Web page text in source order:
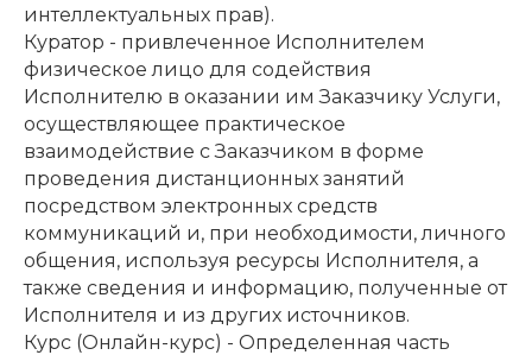
интеллектуальных прав).
Куратор - привлеченное Исполнителем
физическое лицо для содействия
Исполнителю в оказании им Заказчику Услуги,
осуществляющее практическое
взаимодействие с Заказчиком в форме
проведения дистанционных занятий
посредством электронных средств
коммуникаций и, при необходимости, личного
общения, используя ресурсы Исполнителя, а
также сведения и информацию, полученные от
Исполнителя и из других источников.
Курс (Онлайн-курс) - Определенная часть